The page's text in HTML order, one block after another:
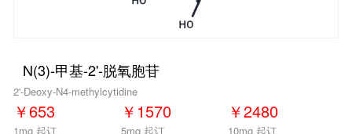
N(3)-甲基-2'-脱氧胞苷
2'-Deoxy-N4-methylcytidine
￥653
1mg 起订
￥ 1570
5mg 起订
￥2480
10mg 起订